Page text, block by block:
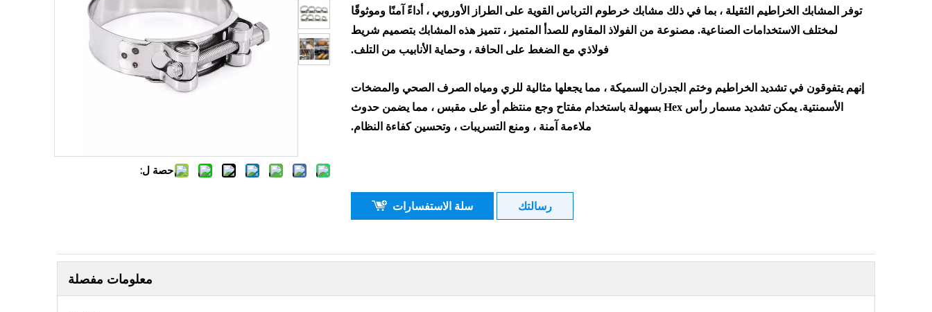
حصة ل:
توفر المشابك الخراطيم الثقيلة ، بما في ذلك مشابك خرطوم الترباس القوية على الطراز الأوروبي ، أداءً آمنًا وموثوقًا
لمختلف الاستخدامات الصناعية. مصنوعة من الفولاذ المقاوم للصدأ المتميز ، تتميز هذه المشابك بتصميم شريط
فولاذي مع الضغط على الحافة ، وحماية الأنابيب من التلف.
إنهم يتفوقون في تشديد الخراطيم وختم الجدران السميكة ، مما يجعلها مثالية للري ومياه الصرف الصحي والمضخات
الأسمنتية. يمكن تشديد مسمار رأس Hex بسهولة باستخدام مفتاح وجع منتظم أو على مقبس ، مما يضمن حدوث
ملاءمة آمنة ، ومنع التسريبات ، وتحسين كفاءة النظام.
رسالتك سلة الاستفسارات
معلومات مفصلة